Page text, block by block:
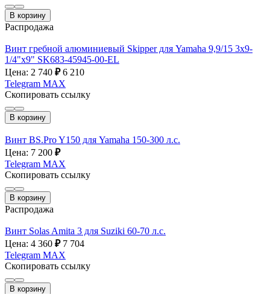
В корзину
Распродажа
Винт гребной алюминиевый Skipper для Yamaha 9,9/15 3х9-
1/4"х9" SK683-45945-00-EL
Цена: 2 740 ₽ 6 210
Telegram MAX
Скопировать ссылку
В корзину
Винт BS.Pro Y150 для Yamaha 150-300 л.с.
Цена: 7 200 ₽
Telegram MAX
Скопировать ссылку
В корзину
Распродажа
Винт Solas Amita 3 для Suziki 60-70 л.с.
Цена: 4 360 ₽ 7 704
Telegram MAX
Скопировать ссылку
В корзину